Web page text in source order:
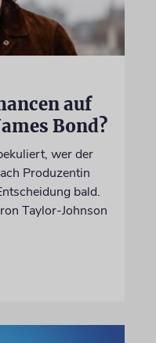
auf
Bond?
wer der
Produzentin
bald.
Taylor-Johnson